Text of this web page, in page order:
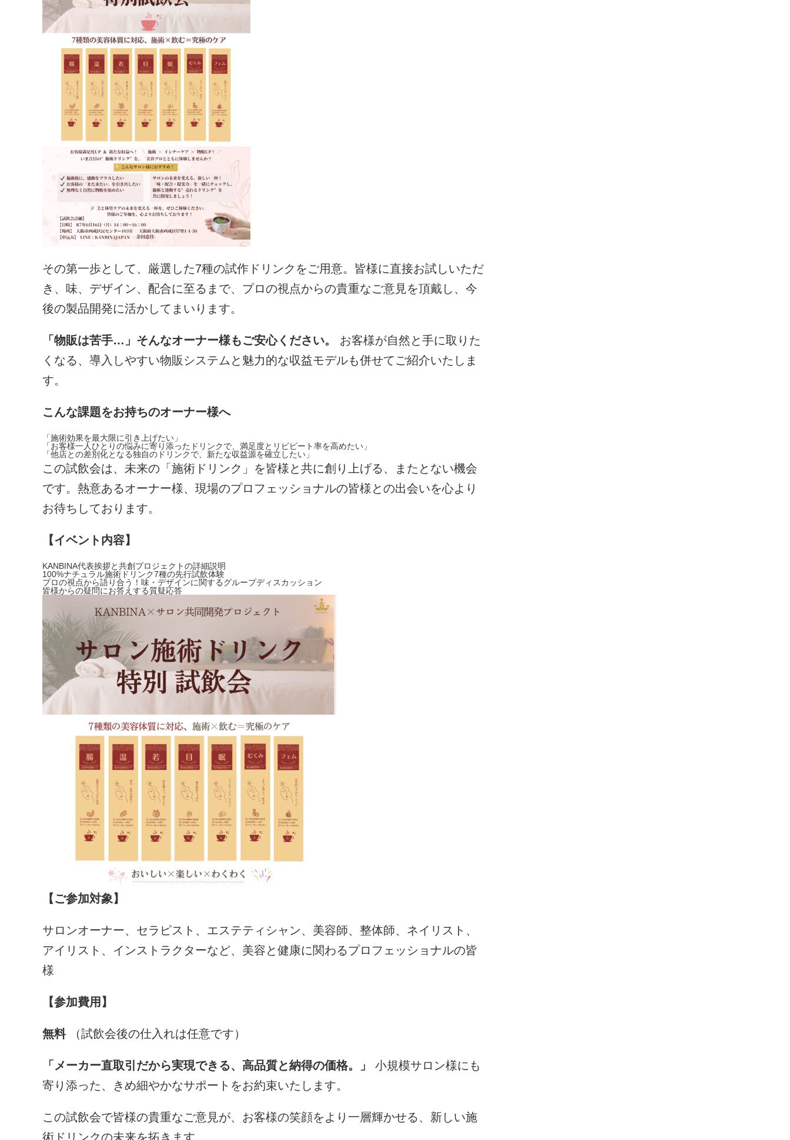
その第一歩として、厳選した7種の試作ドリンクをご用意。皆様に直接お試しいただ
き、味、デザイン、配合に至るまで、プロの視点からの貴重なご意見を頂戴し、今
後の製品開発に活かしてまいります。
「物販は苦手…」そんなオーナー様もご安心ください。
お客様が自然と手に取りた
くなる、導入しやすい物販システムと魅力的な収益モデルも併せてご紹介いたしま
す。
こんな課題をお持ちのオーナー様へ
「施術効果を最大限に引き上げたい」
「お客様一人ひとりの悩みに寄り添ったドリンクで、満足度とリピピート率を高めたい」
「他店との差別化となる独自のドリンクで、新たな収益源を確立したい」
この試飲会は、未来の「施術ドリンク」を皆様と共に創り上げる、またとない機会
です。熱意あるオーナー様、現場のプロフェッショナルの皆様との出会いを心より
お待ちしております。
【イベント内容】
KANBINA代表挨拶と共創プロジェクトの詳細説明
100%ナチュラル施術ドリンク7種の先行試飲体験
プロの視点から語り合う！味・デザインに関するグループディスカッション
皆様からの疑問にお答えする質疑応答
【ご参加対象】
サロンオーナー、セラピスト、エステティシャン、美容師、整体師、ネイリスト、
アイリスト、インストラクターなど、美容と健康に関わるプロフェッショナルの皆
様
【参加費用】
無料（試飲会後の仕入れは任意です）
「メーカー直取引だから実現できる、高品質と納得の価格。」
小規模サロン様にも
寄り添った、きめ細やかなサポートをお約束いたします。
この試飲会で皆様の貴重なご意見が、お客様の笑顔をより一層輝かせる、新しい施
術ドリンクの未来を拓きます。